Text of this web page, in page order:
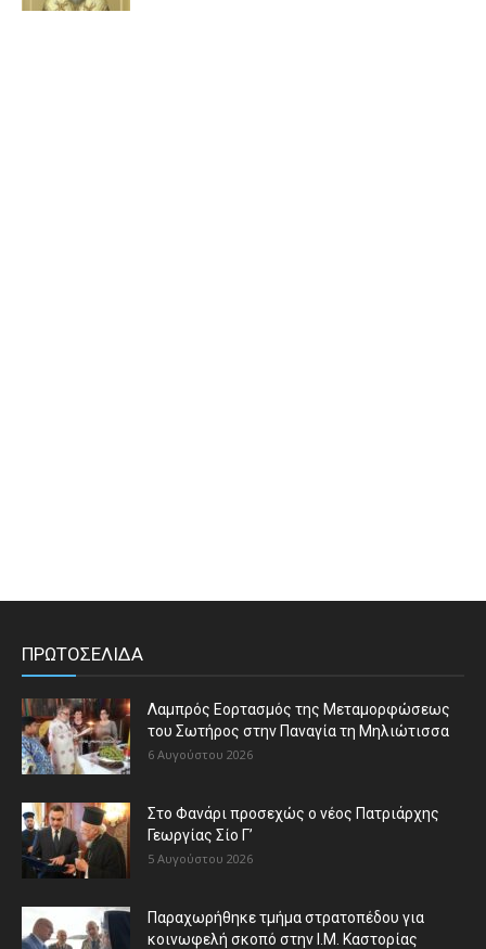
ΠΡΩΤΟΣΕΛΙΔΑ
Λαμπρός Εορτασμός της Μεταμορφώσεως
του Σωτήρος στην Παναγία τη Μηλιώτισσα
6 Αυγούστου 2026
Στο Φανάρι προσεχώς ο νέος Πατριάρχης
Γεωργίας Σίο Γ’
5 Αυγούστου 2026
Παραχωρήθηκε τμήμα στρατοπέδου για
κοινωφελή σκοπό στην Ι.Μ. Καστορίας